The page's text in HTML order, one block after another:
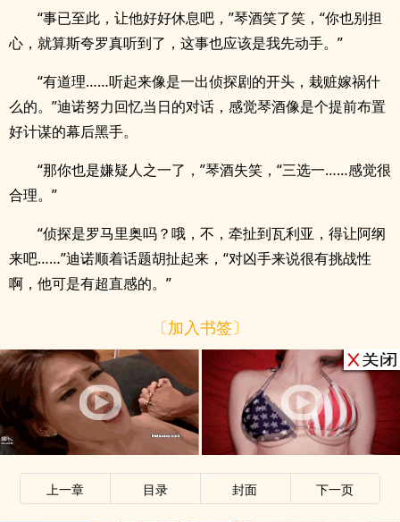
“事已至此，让他好好休息吧，”琴酒笑了笑，“你也别担
心，就算斯夸罗真听到了，这事也应该是我先动手。”
“有道理……听起来像是一出侦探剧的开头，栽赃嫁祸什
么的。”迪诺努力回忆当日的对话，感觉琴酒像是个提前布置
好计谋的幕后黑手。
“那你也是嫌疑人之一了，”琴酒失笑，“三选一……感觉很
合理。”
“侦探是罗马里奥吗？哦，不，牵扯到瓦利亚，得让阿纲
来吧……”迪诺顺着话题胡扯起来，“对凶手来说很有挑战性
啊，他可是有超直感的。”
〔加入书签〕
上一章 目录 封面 下一页